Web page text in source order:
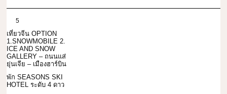
5
เที่ยวจีน OPTION
1.SNOWMOBILE 2.
ICE AND SNOW
GALLERY – ถนนแส่
ยุ่นเจีย – เมืองฮาร์บิน
พัก SEASONS SKI
HOTEL ระดับ 4 ดาว